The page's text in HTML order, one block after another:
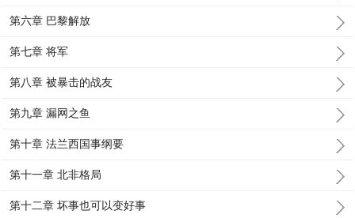
第六章 巴黎解放
第七章 将军
第八章 被暴击的战友
第九章 漏网之鱼
第十章 法兰西国事纲要
第十一章 北非格局
第十二章 坏事也可以变好事